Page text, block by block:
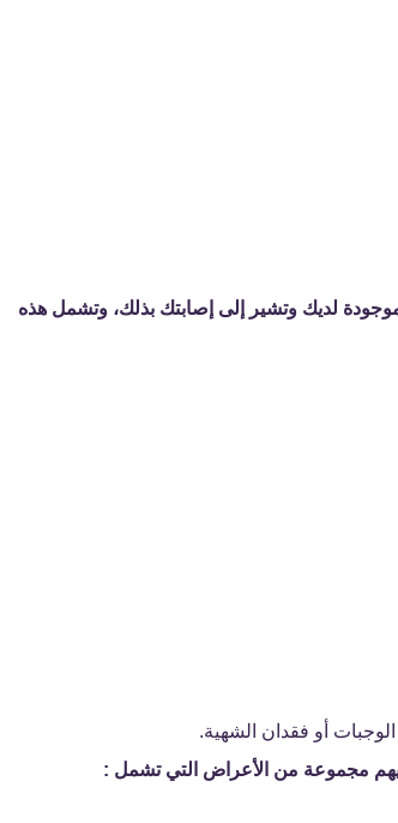
لديك وتشير إلى إصابتك بذلك، وتشمل هذه
أو فقدان الشهية.
مجموعة من الأعراض التي تشمل :